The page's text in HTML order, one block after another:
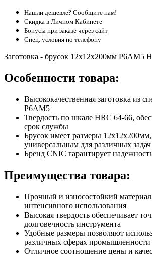
Нашли дешевле? Сообщите нам!
Скидка в Личном Кабинете
Бонусы при заказе через сайт
Спец. условия по телефону
Заготовка - брусок 12х12х200мм Р6АМ5
Особенности товара:
Высококачественная заготовка из
Р6АМ5
Твердость по шкале HRC 64-66,
срок службы
Брусок имеет размеры 12х12х200мм,
универсальным для различных задач
Бренд CNIC гарантирует
Преимущества товара:
Прочный и износостойкий
интенсивного использования
Высокая твердость обеспечивает
долговечность инструмента
Удобные размеры позволяют
различных сферах промышленности
Отличное соотношение цены и